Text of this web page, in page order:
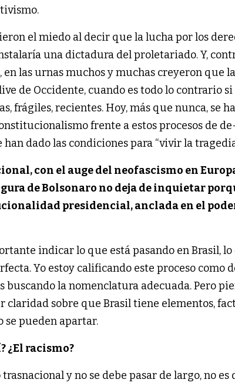
el miedo al decir que la lucha por los
una dictadura del proletariado. Y,
en las urnas muchos y muchas creyeron que
de Occidente, cuando es todo lo contrario si
frágiles, recientes. Hoy, más que nunca, se
frente a estos procesos de
han dado las condiciones para “vivir la
con el auge del neofascismo en
de Bolsonaro no deja de inquietar
presidencial, anclada en el
indicar lo que está pasando en Brasil,
Yo estoy calificando este proceso como
buscando la nomenclatura adecuada. Pero
sobre que Brasil tiene elementos,
se pueden apartar.
¿El racismo?
y no se debe pasar de largo, no es